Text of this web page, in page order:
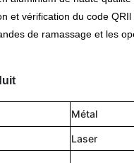
et vérification du code
de ramassage et les
Métal
Laser